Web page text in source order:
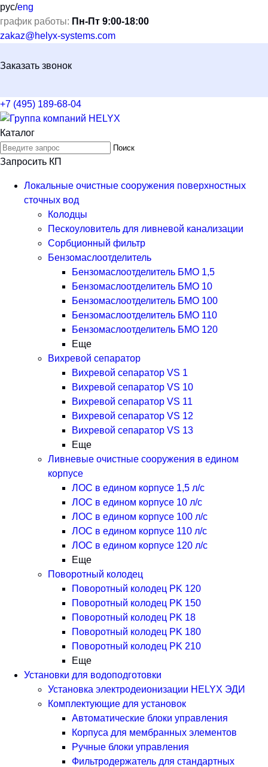
рус/eng
график работы: Пн-Пт 9:00-18:00
zakaz@helyx-systems.com
Заказать звонок
+7 (495) 189-68-04
Каталог
Поиск
Запросить КП
Локальные очистные сооружения поверхностных
сточных вод
Колодцы
Пескоуловитель для ливневой канализации
Сорбционный фильтр
Бензомаслоотделитель
Бензомаслоотделитель БМО 1,5
Бензомаслоотделитель БМО 10
Бензомаслоотделитель БМО 100
Бензомаслоотделитель БМО 110
Бензомаслоотделитель БМО 120
Еще
Вихревой сепаратор
Вихревой сепаратор VS 1
Вихревой сепаратор VS 10
Вихревой сепаратор VS 11
Вихревой сепаратор VS 12
Вихревой сепаратор VS 13
Еще
Ливневые очистные сооружения в едином
корпусе
ЛОС в едином корпусе 1,5 л/с
ЛОС в едином корпусе 10 л/с
ЛОС в едином корпусе 100 л/с
ЛОС в едином корпусе 110 л/с
ЛОС в едином корпусе 120 л/с
Еще
Поворотный колодец
Поворотный колодец PK 120
Поворотный колодец PK 150
Поворотный колодец PK 18
Поворотный колодец PK 180
Поворотный колодец PK 210
Еще
Установки для водоподготовки
Установка электродеионизации HELYX ЭДИ
Комплектующие для установок
Автоматические блоки управления
Корпуса для мембранных элементов
Ручные блоки управления
Фильтродержатель для стандартных